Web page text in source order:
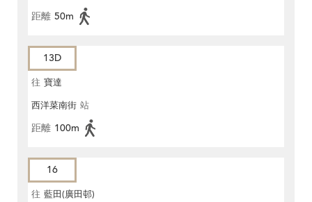
距離 50m
13D
往 寶達
西洋菜南街 站
距離 100m
16
往 藍田(廣田邨)